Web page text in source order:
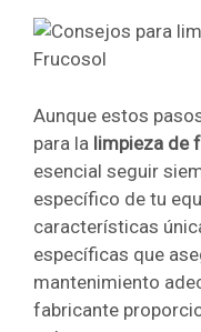
Aunque estos
para la limpieza de
esencial seguir
específico de tu
características
específicas que
mantenimiento
fabricante